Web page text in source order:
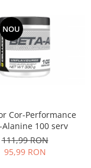
NOU
Cor-Performance
Alanine 100 serv
111,99 RON
95,99 RON